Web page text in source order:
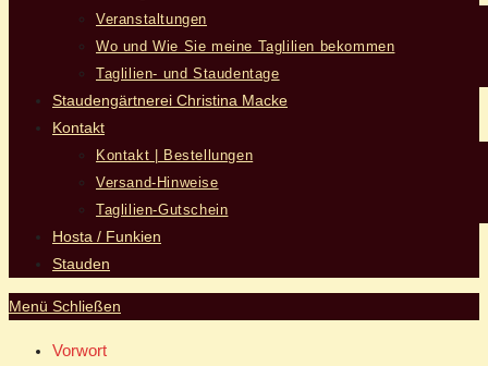
Veranstaltungen
Wo und Wie Sie meine Taglilien bekommen
Taglilien- und Staudentage
Staudengärtnerei Christina Macke
Kontakt
Kontakt | Bestellungen
Versand-Hinweise
Taglilien-Gutschein
Hosta / Funkien
Stauden
Menü Schließen
Vorwort